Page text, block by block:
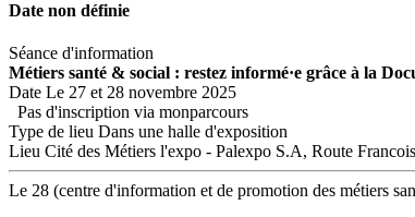
Date non définie
Séance d'information
Métiers santé & social : restez informé·e grâce à la
Date Le 27 et 28 novembre 2025
Pas d'inscription via monparcours
Type de lieu Dans une halle d'exposition
Lieu Cité des Métiers l'expo - Palexpo S.A, Route
Le 28 (centre d'information et de promotion des métiers